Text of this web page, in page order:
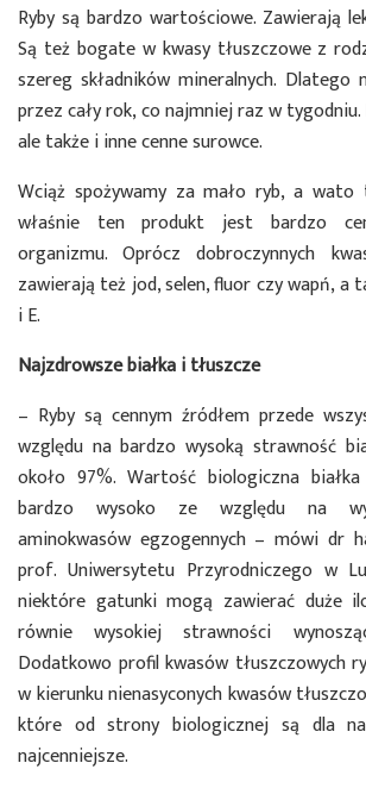
Ryby są bardzo wartościowe. Zawierają
Są też bogate w kwasy tłuszczowe z
szereg składników mineralnych. Dlatego
przez cały rok, co najmniej raz w
ale także i inne cenne surowce.
Wciąż spożywamy za mało ryb, a
właśnie ten produkt jest bardzo
organizmu. Oprócz dobroczynnych
zawierają też jod, selen, fluor czy wapń, a
i E.
Najzdrowsze białka i tłuszcze
– Ryby są cennym źródłem przede
względu na bardzo wysoką strawność
około 97%. Wartość biologiczna
bardzo wysoko ze względu na
aminokwasów egzogennych – mówi dr
prof. Uniwersytetu Przyrodniczego w
niektóre gatunki mogą zawierać duże
równie wysokiej strawności
Dodatkowo profil kwasów tłuszczowych
w kierunku nienasyconych kwasów
które od strony biologicznej są dla
najcenniejsze.